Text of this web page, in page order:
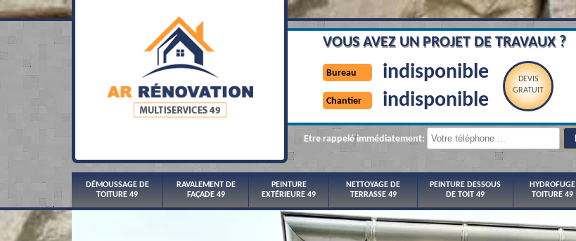
VOUS AVEZ UN PROJET DE TRAVAUX ?
Bureau indisponible
Chantier indisponible
DEVIS
GRATUIT
Etre rappelé immédiatement:
DÉMOUSSAGE DE
TOITURE 49
RAVALEMENT DE
FAÇADE 49
PEINTURE
EXTÉRIEURE 49
NETTOYAGE DE
TERRASSE 49
PEINTURE DESSOUS
DE TOIT 49
HYDROFUGE
TOITURE 49